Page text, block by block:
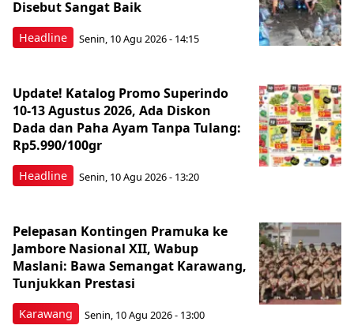
Headline
Disebut Sangat Baik
Senin, 10 Agu 2026 - 14:15
Headline
Update! Katalog Promo Superindo
10-13 Agustus 2026, Ada Diskon
Dada dan Paha Ayam Tanpa Tulang:
Rp5.990/100gr
Senin, 10 Agu 2026 - 13:20
Karawang
Pelepasan Kontingen Pramuka ke
Jambore Nasional XII, Wabup
Maslani: Bawa Semangat Karawang,
Tunjukkan Prestasi
Senin, 10 Agu 2026 - 13:00